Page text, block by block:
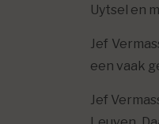
Uytsel en
Jef
een vaak
Jef